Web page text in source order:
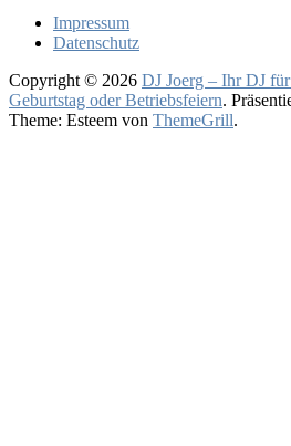
Impressum
Datenschutz
Copyright © 2026 DJ Joerg – Ihr DJ
Geburtstag oder Betriebsfeiern.
Theme: Esteem von ThemeGrill.